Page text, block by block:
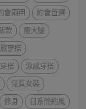
會兩用
約會首選
款
瘦大腿
穿搭
搭
涼感穿搭
氣質女裝
修身
日系簡約風